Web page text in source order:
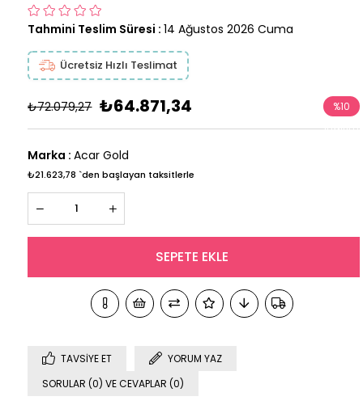
Tahmini Teslim Süresi : 14 Ağustos 2026 Cuma
Ücretsiz Hızlı Teslimat
₺72.079,27 ₺64.871,34 %10
İndirim
Marka : Acar Gold
₺21.623,78 `den başlayan taksitlerle
TAVSIYE ET
YORUM YAZ
SORULAR (0) VE CEVAPLAR (0)